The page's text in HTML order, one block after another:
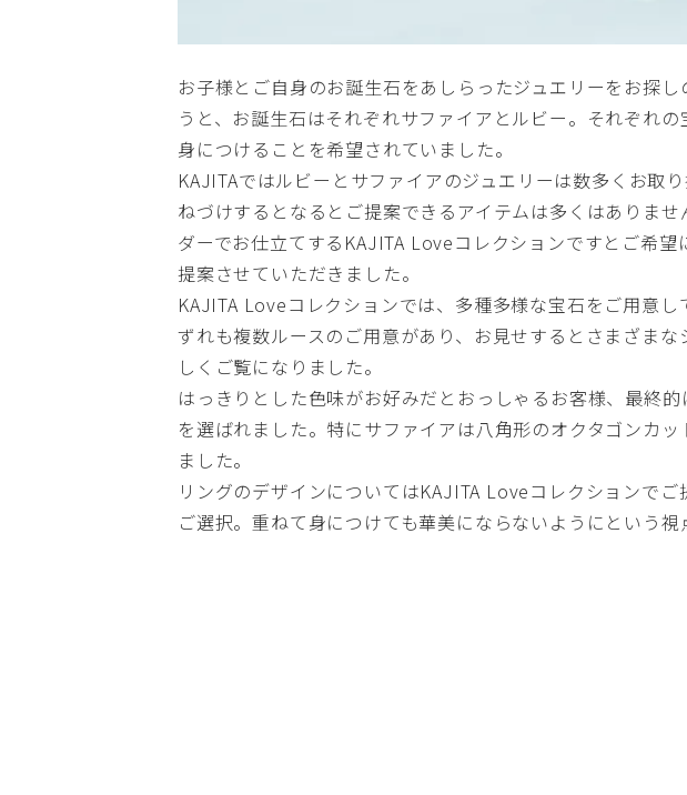
お子様とご自身のお誕生石をあしらったジュエリーをお探
うと、お誕生石はそれぞれサファイアとルビー。それぞれ
身につけることを希望されていました。
KAJITAではルビーとサファイアのジュエリーは数多くお取
ねづけするとなるとご提案できるアイテムは多くはありま
ダーでお仕立てする KAJITA Loveコレクションですとご希望
提案させていただきました。
KAJITA Loveコレクションでは、多種多様な宝石をご用意
ずれも複数ルースのご用意があり、お見せするとさまざま
しくご覧になりました。
はっきりとした色味がお好みだとおっしゃるお客様、最終
を選ばれました。特にサファイアは八角形のオクタゴンカ
ました。
リングのデザインについてはKAJITA Loveコレクションで
ご選択。重ねて身につけても華美にならないようにという視